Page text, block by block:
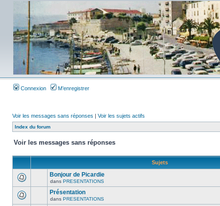
Connexion M’enregistrer
Voir les messages sans réponses | Voir les sujets actifs
Index du forum
Voir les messages sans réponses
Sujets
Bonjour de Picardie
dans PRESENTATIONS
Présentation
dans PRESENTATIONS